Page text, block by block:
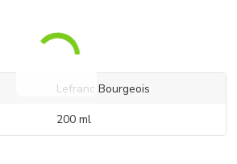
Lefranc Bourgeois
200 ml